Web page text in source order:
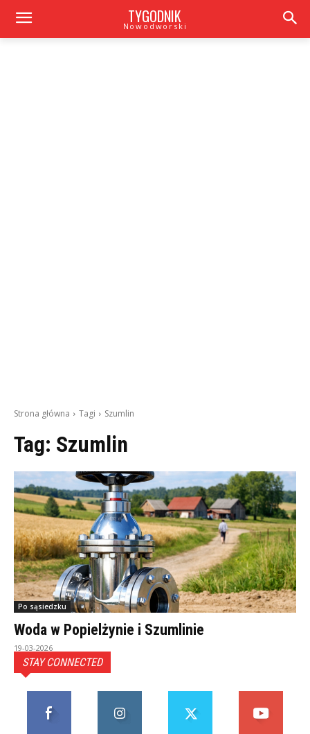
TYGODNIK
Nowodworski
Strona główna Tagi Szumlin
Tag: Szumlin
Po sąsiedzku
Woda w Popielżynie i Szumlinie
19-03-2026
STAY CONNECTED